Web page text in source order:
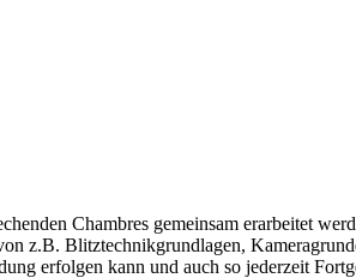
Chambres gemeinsam erarbeitet
z.B. Blitztechnikgrundlagen,
erfolgen kann und auch so jederzeit